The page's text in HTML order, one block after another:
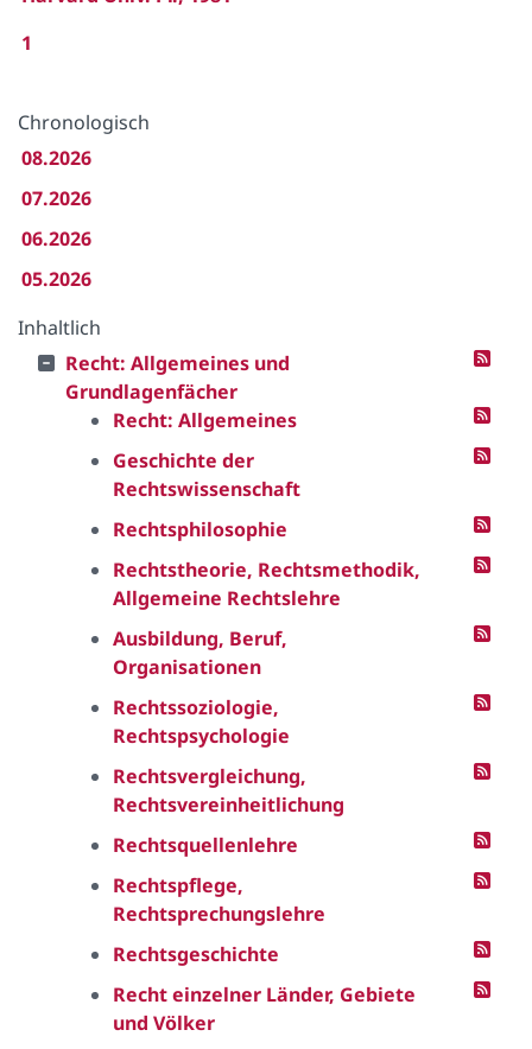
1
Chronologisch
08.2026
07.2026
06.2026
05.2026
Inhaltlich
Recht: Allgemeines und
Grundlagenfächer
Recht: Allgemeines
Geschichte der
Rechtswissenschaft
Rechtsphilosophie
Rechtstheorie, Rechtsmethodik,
Allgemeine Rechtslehre
Ausbildung, Beruf,
Organisationen
Rechtssoziologie,
Rechtspsychologie
Rechtsvergleichung,
Rechtsvereinheitlichung
Rechtsquellenlehre
Rechtspflege,
Rechtsprechungslehre
Rechtsgeschichte
Recht einzelner Länder, Gebiete
und Völker